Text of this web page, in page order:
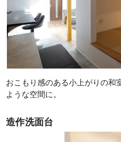
おこもり感のある小上がりの和
ような空間に。
造作洗面台